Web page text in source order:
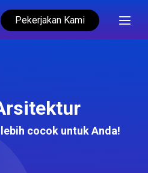
Pekerjakan Kami
cocok untuk Anda!